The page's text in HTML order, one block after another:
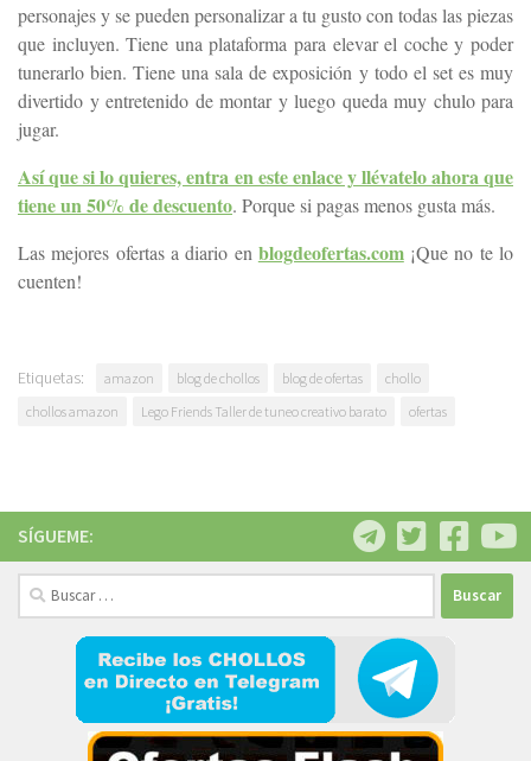
personajes y se pueden personalizar a tu gusto con todas las piezas
que incluyen. Tiene una plataforma para elevar el coche y poder
tunerarlo bien. Tiene una sala de exposición y todo el set es muy
divertido y entretenido de montar y luego queda muy chulo para
jugar.
Así que si lo quieres, entra en este enlace y llévatelo ahora que
tiene un 50% de descuento. Porque si pagas menos gusta más.
Las mejores ofertas a diario en blogdeofertas.com¡Que no te lo
cuenten!
Etiquetas: amazon blog de chollos blog de ofertas
chollo
chollos amazon
Lego Friends Taller de tuneo creativo barato ofertas
SÍGUEME:
Buscar: